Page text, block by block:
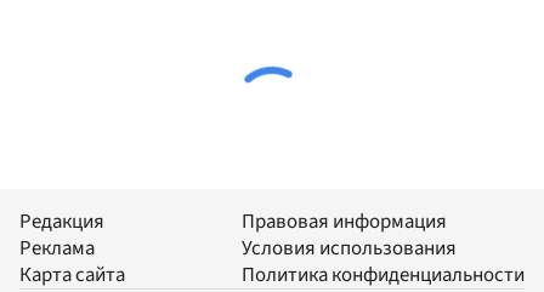
Редакция
Реклама
Карта сайта
Правовая информация
Условия использования
Политика конфиденциальности